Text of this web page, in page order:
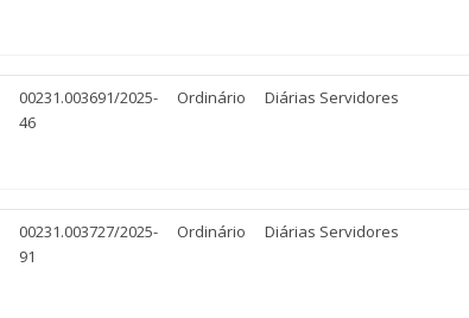
00231.003691/2025-
46
Ordinário Diárias Servidores
00231.003727/2025-
91
Ordinário Diárias Servidores